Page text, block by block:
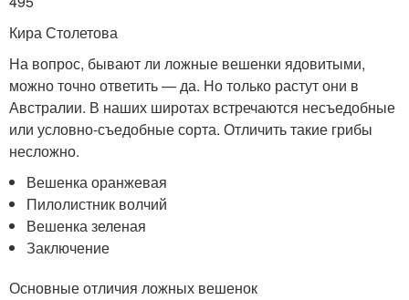
Кира Столетова
На вопрос, бывают ли ложные вешенки ядовитыми,
можно точно ответить — да. Но только растут они в
Австралии. В наших широтах встречаются несъедобные
или условно-съедобные сорта. Отличить такие грибы
несложно.
Вешенка оранжевая
Пилолистник волчий
Вешенка зеленая
Заключение
Основные отличия ложных вешенок